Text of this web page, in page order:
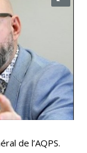
de l’AQPS.